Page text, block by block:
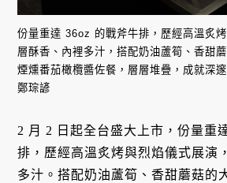
份量重達 36oz 的戰斧牛排，歷經高溫炙
層酥香、內裡多汁，搭配奶油蘆筍、香甜
煙燻番茄橄欖醬佐餐，層層堆疊，成就深
鄭琮諺
2 月 2 日起全台盛大上市，份量重
排，歷經高溫炙烤與烈焰儀式展演
多汁。搭配奶油蘆筍、香甜蘑菇的